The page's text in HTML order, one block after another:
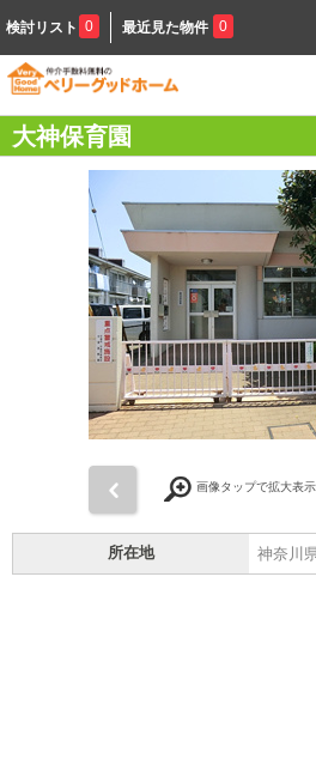
検討リスト 0 最近見た物件 0
大神保育園
画像タップで拡大表
所在地 神奈川